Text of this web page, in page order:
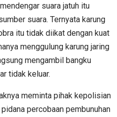
suara jatuh itu
suara. Ternyata karung
itu tidak diikat dengan kuat
menggulung karung jaring
mengambil bangku
tidak keluar.
meminta pihak kepolisian
percobaan pembunuhan